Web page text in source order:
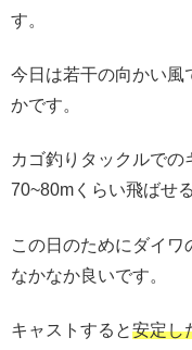
す。
今日は若干の向かい風
かです。
カゴ釣りタックルでの
70~80mくらい飛ばせ
この日のためにダイワ
なかなか良いです。
キャストすると安定し